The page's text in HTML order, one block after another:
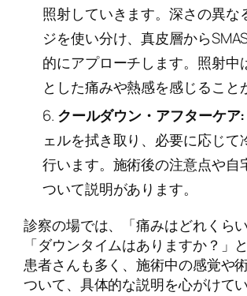
照射していきます。深さの異な
ジを使い分け、真皮層から
的にアプローチします。照射中
とした痛みや熱感を感じること
クールダウン・アフターケア:
ェルを拭き取り、必要に応じて
行います。施術後の注意点や自
ついて説明があります。
診察の場では、「痛みはどれくら
「ダウンタイムはありますか？」
患者さんも多く、施術中の感覚や
ついて、具体的な説明を心がけてい